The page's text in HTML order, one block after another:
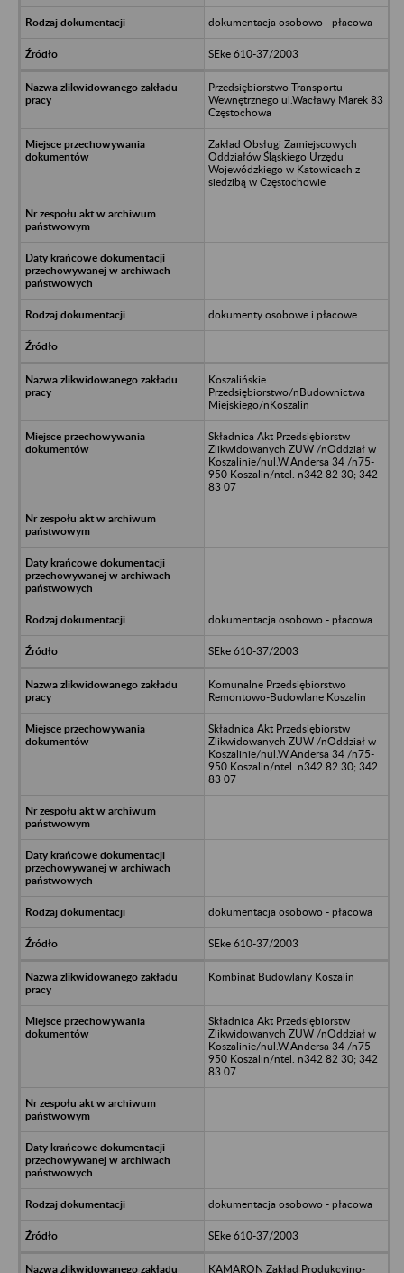
dokumentacja osobowo - płacowa
SEke 610-37/2003
Przedsiębiorstwo Transportu
Wewnętrznego ul.Wacławy Marek 83
Częstochowa
Zakład Obsługi Zamiejscowych
Oddziałów Śląskiego Urzędu
Wojewódzkiego w Katowicach z
siedzibą w Częstochowie
dokumenty osobowe i płacowe
Koszalińskie
Przedsiębiorstwo/nBudownictwa
Miejskiego/nKoszalin
Składnica Akt Przedsiębiorstw
Zlikwidowanych ZUW /nOddział w
Koszalinie/nul.W.Andersa 34 /n75-
950 Koszalin/ntel. n342 82 30; 342
83 07
dokumentacja osobowo - płacowa
SEke 610-37/2003
Komunalne Przedsiębiorstwo
Remontowo-Budowlane Koszalin
Składnica Akt Przedsiębiorstw
Zlikwidowanych ZUW /nOddział w
Koszalinie/nul.W.Andersa 34 /n75-
950 Koszalin/ntel. n342 82 30; 342
83 07
dokumentacja osobowo - płacowa
SEke 610-37/2003
Kombinat Budowlany Koszalin
Składnica Akt Przedsiębiorstw
Zlikwidowanych ZUW /nOddział w
Koszalinie/nul.W.Andersa 34 /n75-
950 Koszalin/ntel. n342 82 30; 342
83 07
dokumentacja osobowo - płacowa
SEke 610-37/2003
KAMARON Zakład Produkcyjno-